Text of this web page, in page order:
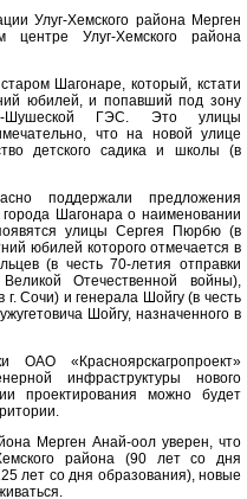
Улуг-Хемского района Мерген
центре Улуг-Хемского района
Шагонаре, который, кстати
юбилей, и попавший под зону
Шушеской ГЭС. Это улицы
что на новой улице
детского садика и школы (в
поддержали предложения
Шагонара о наименовании
улицы Сергея Пюрбю (в
юбилей которого отмечается в
(в честь 70-летия отправки
Отечественной войны),
Сочи) и генерала Шойгу (в честь
Шойгу, назначенного в
ОАО «Красноярскагропроект»
инфраструктуры нового
проектирования можно будет
Мерген Анай-оол уверен, что
района (90 лет со дня
лет со дня образования), новые